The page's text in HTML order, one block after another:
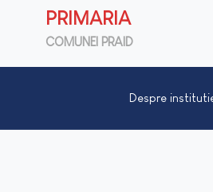
PRIMARIA
COMUNEI PRAID
Despre